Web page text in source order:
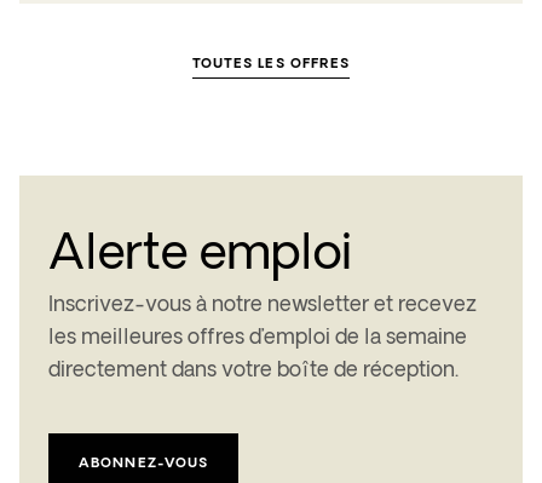
TOUTES LES OFFRES
Alerte emploi
Inscrivez-vous à notre newsletter et recevez
les meilleures offres d’emploi de la semaine
directement dans votre boîte de réception.
ABONNEZ-VOUS